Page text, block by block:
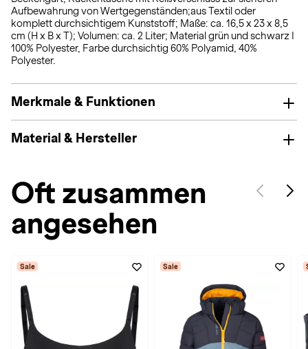
Aufbewahrung von Wertgegenständen;aus Textil oder
komplett durchsichtigem Kunststoff; Maße: ca. 16,5 x 23 x 8,5
cm (H x B x T); Volumen: ca. 2 Liter; Material grün und schwarz I
100% Polyester, Farbe durchsichtig 60% Polyamid, 40%
Polyester.
Merkmale & Funktionen
Material & Hersteller
Oft zusammen
angesehen
Sale Sale